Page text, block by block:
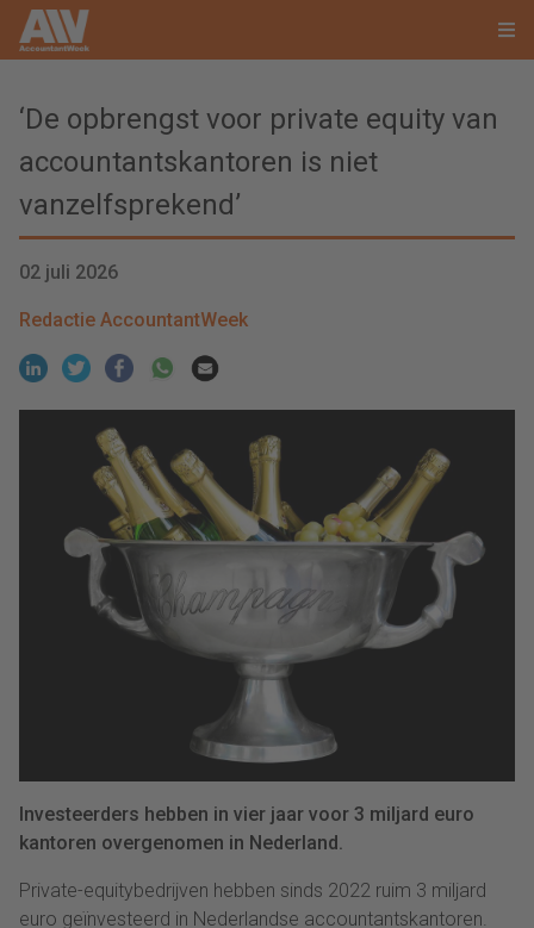
‘De opbrengst voor private equity van
accountantskantoren is niet
vanzelfsprekend’
02 juli 2026
Redactie AccountantWeek
Investeerders hebben in vier jaar voor 3 miljard euro
kantoren overgenomen in Nederland.
Private-equitybedrijven hebben sinds 2022 ruim 3 miljard
euro geïnvesteerd in Nederlandse accountantskantoren.